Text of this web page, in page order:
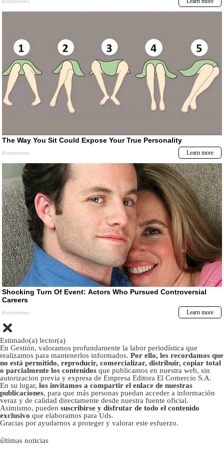
Estimado(a) lector(a)
En Gestión, valoramos profundamente la labor periodística que
realizamos para mantenerlos informados. Por ello, les recordamos que
no está permitido, reproducir, comercializar, distribuir, copiar total
o parcialmente los contenidos que publicamos en nuestra web, sin
autorizacion previa y expresa de Empresa Editora El Comercio S.A.
En su lugar, los invitamos a compartir el enlace de nuestras
publicaciones, para que más personas puedan acceder a información
veraz y de calidad directamente desde nuestra fuente oficial.
Asimismo, pueden suscribirse y disfrutar de todo el contenido
exclusivo que elaboramos para Uds.
Gracias por ayudarnos a proteger y valorar este esfuerzo.
últimas noticias